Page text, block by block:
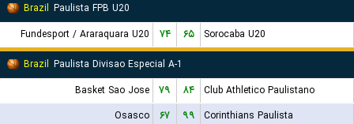
Brazil Paulista FPB U20
Fundesport / Araraquara U20
۷۴ ۶۵
Sorocaba U20
Brazil Paulista Divisao Especial A-1
Basket Sao Jose
۷۹ ۸۴
Club Athletico Paulistano
Osasco
۶۷ ۹۹
Corinthians Paulista